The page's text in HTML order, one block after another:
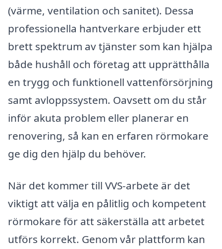
(värme, ventilation och sanitet). Dessa
professionella hantverkare erbjuder ett
brett spektrum av tjänster som kan hjälpa
både hushåll och företag att upprätthålla
en trygg och funktionell vattenförsörjning
samt avloppssystem. Oavsett om du står
inför akuta problem eller planerar en
renovering, så kan en erfaren rörmokare
ge dig den hjälp du behöver.
När det kommer till VVS-arbete är det
viktigt att välja en pålitlig och kompetent
rörmokare för att säkerställa att arbetet
utförs korrekt. Genom vår plattform kan